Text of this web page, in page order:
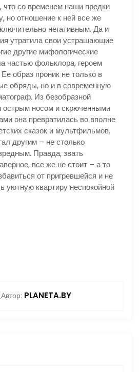
со временем наши предки
но отношение к ней все же
негативным. Да и
утратила свои устрашающие
другие мифологические
частью фольклора, героем
образ проник не только в
обряды, но и в современную
Из безобразной
острым носом и скрюченными
она превратилась во вполне
сказок и мультфильмов.
другим – не столько
Правда, звать
все же не стоит – а то
от пригревшейся и не
уютную квартиру неспокойной
Автор: PLANETA.BY